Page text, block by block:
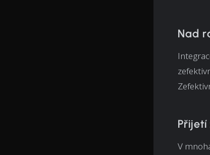
Nad
V